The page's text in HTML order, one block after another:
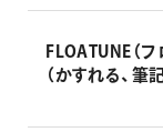
FLOATUNE（
（かすれる、筆